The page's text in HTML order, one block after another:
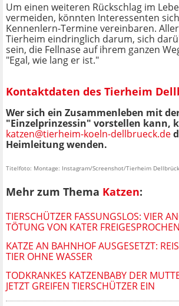
Um einen weiteren Rückschlag im
vermeiden, könnten Interessenten
Kennenlern-Termine vereinbaren.
Tierheim eindringlich darum, sich
sein, die Fellnase auf ihrem ganzen
"Egal, wie lang er ist."
Kontaktdaten des Tierheim
Wer sich ein Zusammenleben mit
"Einzelprinzessin" vorstellen kann,
katzen@tierheim-koeln-dellbrueck.de
Heimleitung wenden.
Titelfoto: Montage: Instagram/Screenshot/Tierheim Dellbrück
Mehr zum Thema Katzen:
TIERSCHÜTZER FASSUNGSLOS: VIER
TÖTUNG VON KATER FREIGESPROCHEN
KATZE AN BAHNHOF AUSGESETZT:
TIER OHNE WASSER
TODKRANKES KATZENBABY DER
JETZT GREIFEN TIERSCHÜTZER EIN